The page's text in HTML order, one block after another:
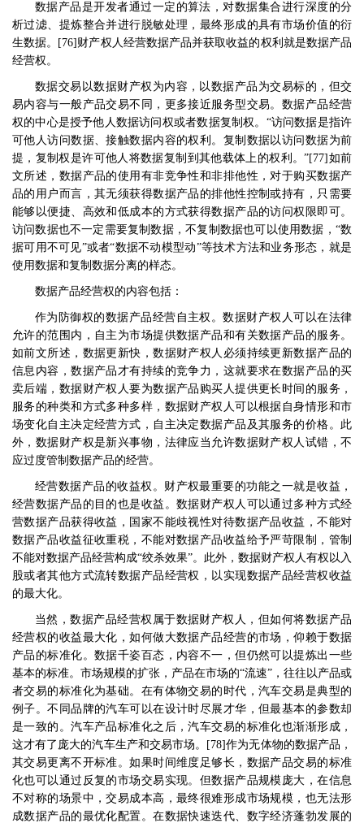
数据产品是开发者通过一定的算法，对数据集合进行深度的分
析过滤、提炼整合并进行脱敏处理，最终形成的具有市场价值的衍
生数据。
[76] 财产权人经营数据产品并获取收益的权利就是数据产品
经营权。
数据交易以数据财产权为内容，以数据产品为交易标的，但交
易内容与一般产品交易不同，更多接近服务型交易。数据产品经营
权的中心是授予他人数据访问权或者数据复制权。 “访问数据是指许
可他人访问数据、接触数据内容的权利。复制数据以访问数据为前
提，复制权是许可他人将数据复制到其他载体上的权利。”[77] 如前
文所述，数据产品的使用有非竞争性和非排他性，对于购买数据产
品的用户而言，其无须获得数据产品的排他性控制或持有，只需要
能够以便捷、高效和低成本的方式获得数据产品的访问权限即可。
访问数据也不一定需要复制数据，不复制数据也可以使用数据， “数
据可用不可见”或者“数据不动模型动”等技术方法和业务形态，就是
使用数据和复制数据分离的样态。
数据产品经营权的内容包括：
作为防御权的数据产品经营自主权。数据财产权人可以在法律
允许的范围内，自主为市场提供数据产品和有关数据产品的服务。
如前文所述，数据更新快，数据财产权人必须持续更新数据产品的
信息内容，数据产品才有持续的竞争力，这就要求在数据产品的买
卖后端，数据财产权人要为数据产品购买人提供更长时间的服务，
服务的种类和方式多种多样，数据财产权人可以根据自身情形和市
场变化自主决定经营方式，自主决定数据产品及其服务的价格。此
外，数据财产权是新兴事物，法律应当允许数据财产权人试错，不
应过度管制数据产品的经营。
经营数据产品的收益权。财产权最重要的功能之一就是收益，
经营数据产品的目的也是收益。数据财产权人可以通过多种方式经
营数据产品获得收益，国家不能歧视性对待数据产品收益，不能对
数据产品收益征收重税，不能对数据产品收益给予严苛限制，管制
不能对数据产品经营构成“绞杀效果”。此外，数据财产权人有权以入
股或者其他方式流转数据产品经营权，以实现数据产品经营权收益
的最大化。
当然，数据产品经营权属于数据财产权人，但如何将数据产品
经营权的收益最大化，如何做大数据产品经营的市场，仰赖于数据
产品的标准化。数据千姿百态，内容不一，但仍然可以提炼出一些
基本的标准。市场规模的扩张，产品在市场的“流速” ，往往以产品或
者交易的标准化为基础。在有体物交易的时代，汽车交易是典型的
例子。不同品牌的汽车可以在设计时尽展才华，但最基本的参数却
是一致的。汽车产品标准化之后，汽车交易的标准化也渐渐形成，
这才有了庞大的汽车生产和交易市场。
[78]作为无体物的数据产品，
其交易更离不开标准。如果时间维度足够长，数据产品交易的标准
化也可以通过反复的市场交易实现。但数据产品规模庞大，在信息
不对称的场景中，交易成本高，最终很难形成市场规模，也无法形
成数据产品的最优化配置。在数据快速迭代、数字经济蓬勃发展的